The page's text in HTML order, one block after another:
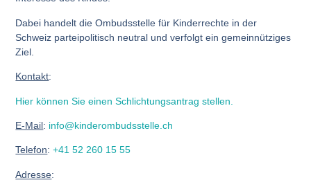
Dabei handelt die Ombudsstelle für Kinderrechte in der
Schweiz parteipolitisch neutral und verfolgt ein gemeinnütziges
Ziel.
Kontakt:
Hier können Sie einen Schlichtungsantrag stellen.
E-Mail: info@kinderombudsstelle.ch
Telefon:+41 52 260 15 55
Adresse: